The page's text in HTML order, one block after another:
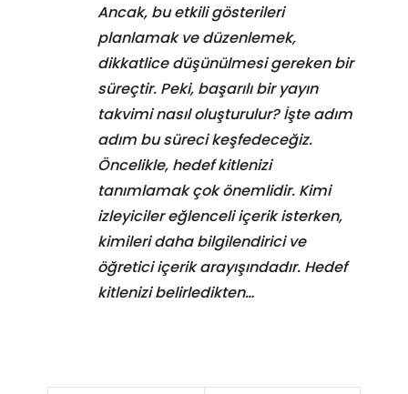
Ancak, bu etkili gösterileri
planlamak ve düzenlemek,
dikkatlice düşünülmesi gereken bir
süreçtir. Peki, başarılı bir yayın
takvimi nasıl oluşturulur? İşte adım
adım bu süreci keşfedeceğiz.
Öncelikle, hedef kitlenizi
tanımlamak çok önemlidir. Kimi
izleyiciler eğlenceli içerik isterken,
kimileri daha bilgilendirici ve
öğretici içerik arayışındadır. Hedef
kitlenizi belirledikten…